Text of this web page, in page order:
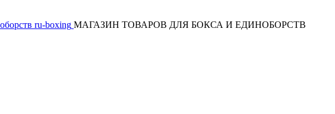
МАГАЗИН ТОВАРОВ ДЛЯ БОКСА И ЕДИНОБОРСТВ